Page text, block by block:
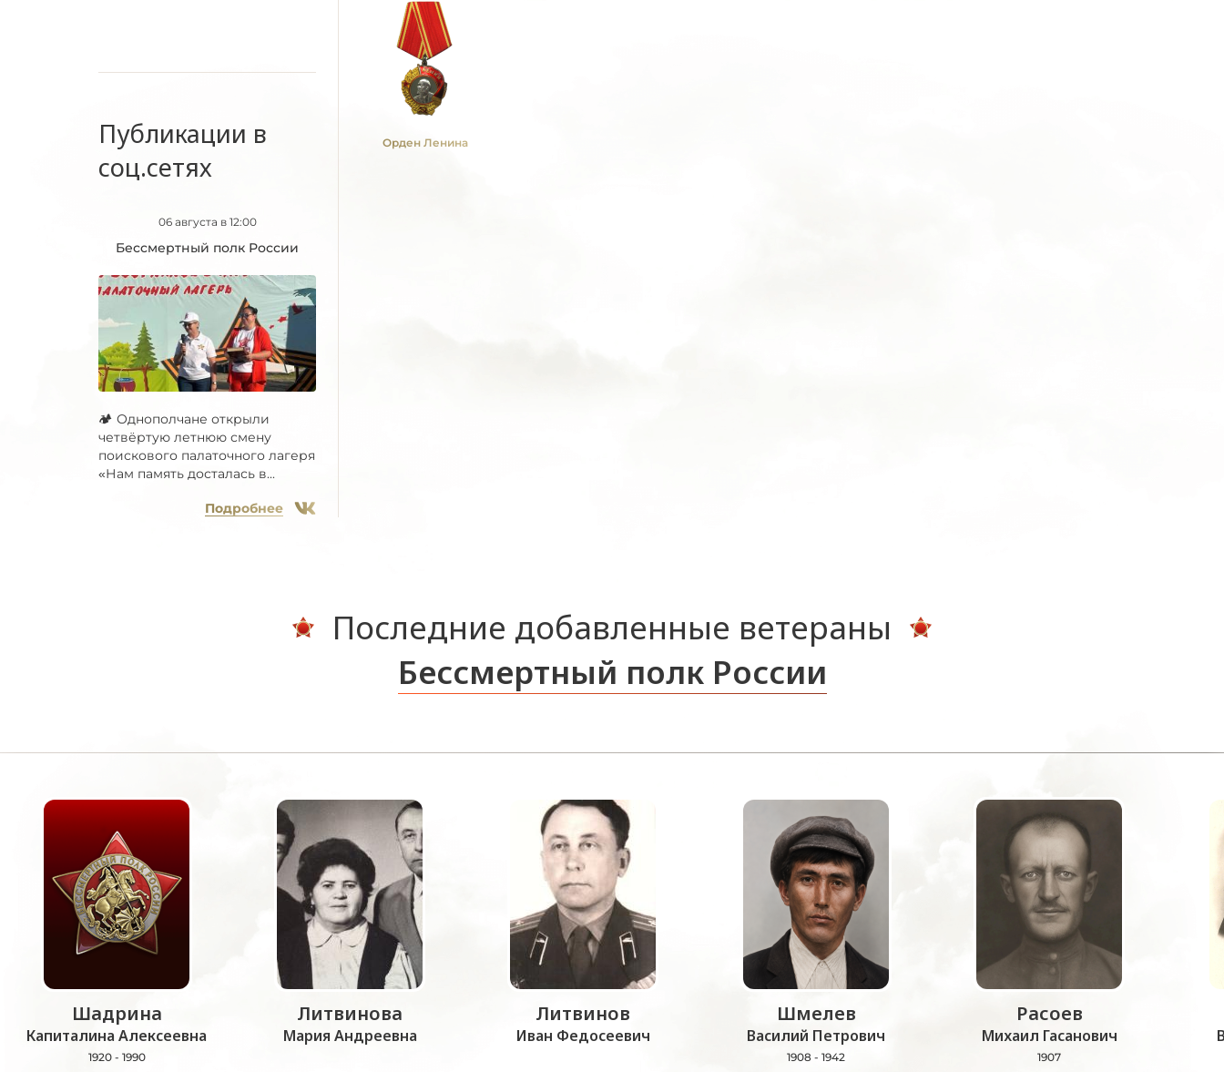
Публикации в
соц.сетях
06 августа в 12:00
Бессмертный полк России
🏕 Однополчане открыли
четвёртую летнюю смену
поискового палаточного лагеря
«Нам память досталась в...
Подробнее
Орден Ленина
Последние добавленные ветераны
Бессмертный полк России
Шадрина
Капиталина Алексеевна
1920 - 1990
Литвинова
Мария Андреевна
Литвинов
Иван Федосеевич
Шмелев
Василий Петрович
1908 - 1942
Расоев
Михаил Гасанович
1907